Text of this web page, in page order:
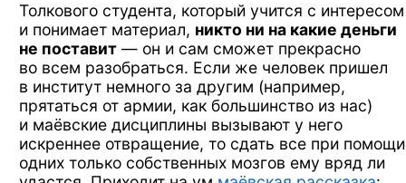
Толкового студента, который учится с интересом
и понимает материал, никто ни на какие деньги
не поставит — он и сам сможет прекрасно
во всем разобраться. Если же человек пришел
в институт немного за другим (например,
прятаться от армии, как большинство из нас)
и маёвские дисциплины вызывают у него
искреннее отвращение, то сдать все при помощи
одних только собственных мозгов ему вряд ли